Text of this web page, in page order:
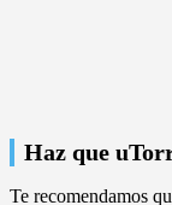
Haz que
Te recomendamos